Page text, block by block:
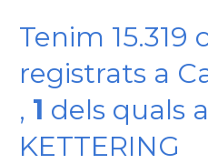
Tenim 15.319
registrats a
, 1 dels quals
KETTERING